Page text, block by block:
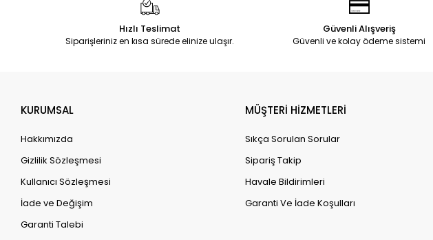
Hızlı Teslimat
Siparişleriniz en kısa sürede elinize ulaşır.
Güvenli Alışveriş
Güvenli ve kolay ödeme sistemi
KURUMSAL
Hakkımızda
Gizlilik Sözleşmesi
Kullanıcı Sözleşmesi
İade ve Değişim
Garanti Talebi
MÜŞTERİ HİZMETLERİ
Sıkça Sorulan Sorular
Sipariş Takip
Havale Bildirimleri
Garanti Ve İade Koşulları